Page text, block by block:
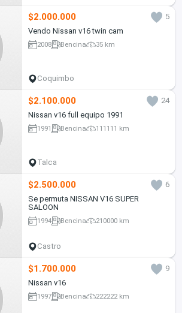
$2.000.000
5
Vendo Nissan v16 twin cam
2008 Bencina 35 km
Coquimbo
$2.100.000
24
Nissan v16 full equipo 1991
1991 Bencina 111111 km
Talca
$2.500.000
6
Se permuta NISSAN V16 SUPER
SALOON
1994 Bencina 210000 km
Castro
$1.700.000
9
Nissan v16
1997 Bencina 222222 km